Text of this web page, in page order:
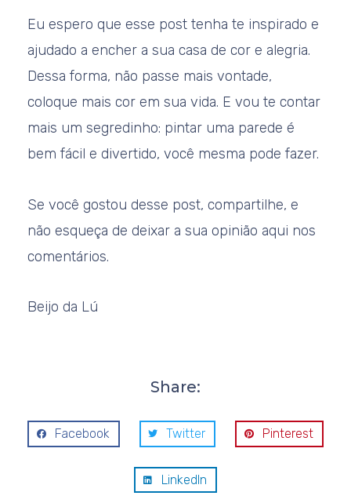
Eu espero que esse post tenha te inspirado e
ajudado a encher a sua casa de cor e alegria.
Dessa forma, não passe mais vontade,
coloque mais cor em sua vida. E vou te contar
mais um segredinho: pintar uma parede é
bem fácil e divertido, você mesma pode fazer.
Se você gostou desse post, compartilhe, e
não esqueça de deixar a sua opinião aqui nos
comentários.
Beijo da Lú
Share:
Facebook Twitter Pinterest
LinkedIn